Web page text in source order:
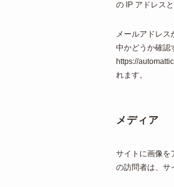
の IP アドレス
メールアドレ
中かどうか確認
https://
れます。
メディア
サイトに画像を
の訪問者は、サ